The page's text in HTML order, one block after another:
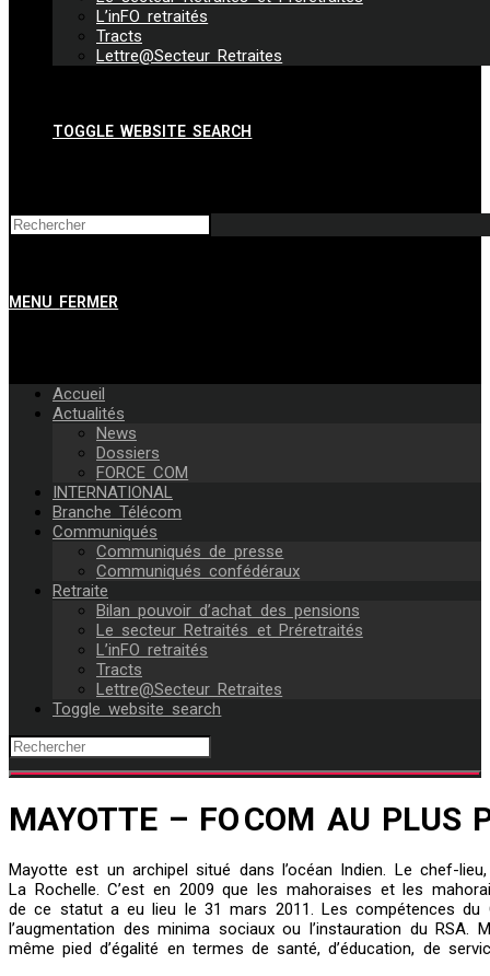
L’inFO retraités
Tracts
Lettre@Secteur Retraites
TOGGLE WEBSITE SEARCH
MENU FERMER
Accueil
Actualités
News
Dossiers
FORCE COM
INTERNATIONAL
Branche Télécom
Communiqués
Communiqués de presse
Communiqués confédéraux
Retraite
Bilan pouvoir d’achat des pensions
Le secteur Retraités et Préretraités
L’inFO retraités
Tracts
Lettre@Secteur Retraites
Toggle website search
MAYOTTE – FO COM AU PLUS
Mayotte est un archipel situé dans l’océan Indien. Le chef-
La Rochelle. C’est en 2009 que les mahoraises et les
de ce statut a eu lieu le 31 mars 2011. Les compétences du
l’augmentation des minima sociaux ou l’instauration du
même pied d’égalité en termes de santé, d’éducation, de